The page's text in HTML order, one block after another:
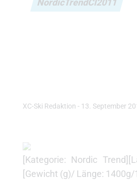
XC-Ski Redaktion - 13. September
[Kategorie: Nordic
[Gewicht (g)/ Länge: